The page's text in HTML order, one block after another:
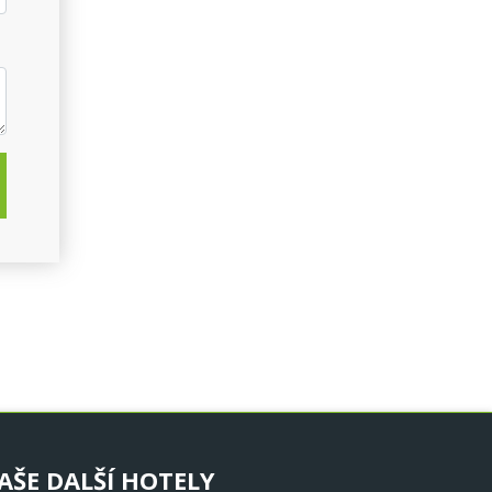
DALŠÍ HOTELY